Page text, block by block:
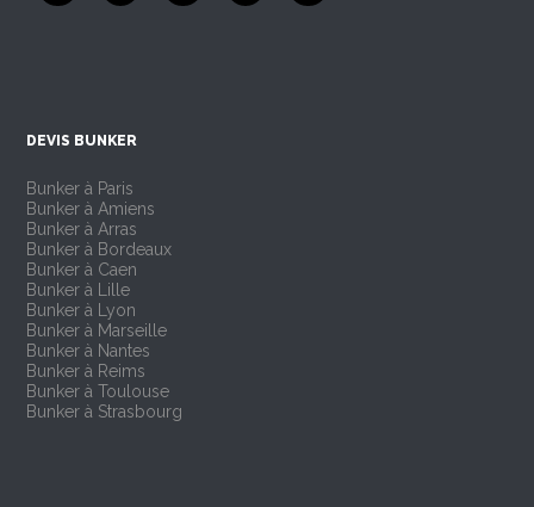
DEVIS BUNKER
Bunker à Paris
Bunker à Amiens
Bunker à Arras
Bunker à Bordeaux
Bunker à Caen
Bunker à Lille
Bunker à Lyon
Bunker à Marseille
Bunker à Nantes
Bunker à Reims
Bunker à Toulouse
Bunker à Strasbourg